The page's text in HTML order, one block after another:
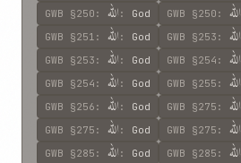
GWB §250 : الله : God GWB §250 : الله
GWB §251 : الله : God GWB §253 : الله
GWB §253 : الله : God GWB §254 : الله
GWB §254 : الله : God GWB §255 : الله
GWB §256 : الله : God GWB §275 : الله
GWB §275 : الله : God GWB §275 : الله
GWB §285 : الله : God GWB §285 : الله